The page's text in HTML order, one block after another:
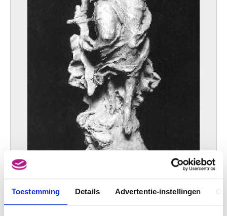
Toestemming Details Advertentie-instellingen
De Gerechtigheid